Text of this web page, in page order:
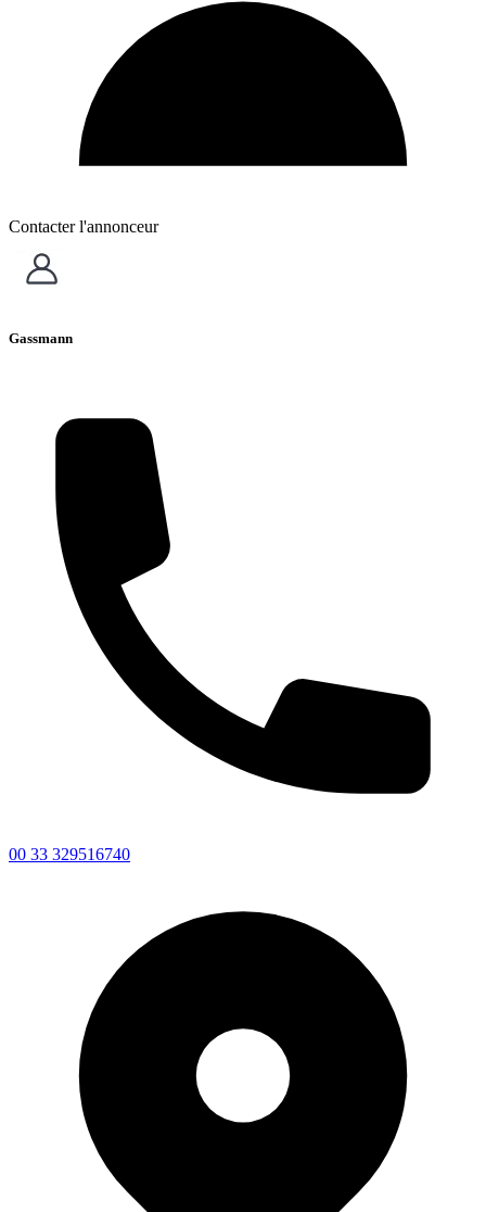
Contacter l'annonceur
Gassmann
00 33 329516740